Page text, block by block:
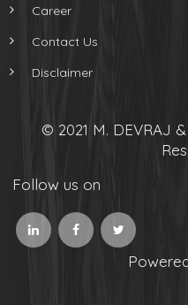
Career
Contact Us
Disclaimer
© 2021 M. DEVRAJ
Follow us on